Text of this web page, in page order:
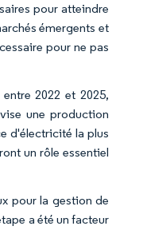
pour atteindre
émergents et
pour ne pas
2022 et 2025,
une production
d'électricité la plus
un rôle essentiel
pour la gestion de
a été un facteur